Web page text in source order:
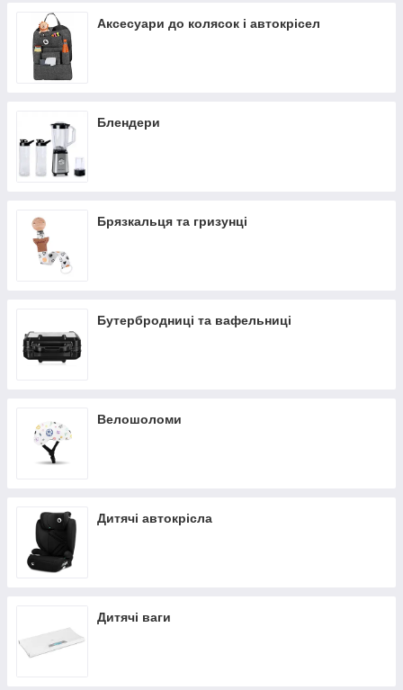
Аксесуари до колясок і автокрісел
Блендери
Брязкальця та гризунці
Бутербродниці та вафельниці
Велошоломи
Дитячі автокрісла
Дитячі ваги